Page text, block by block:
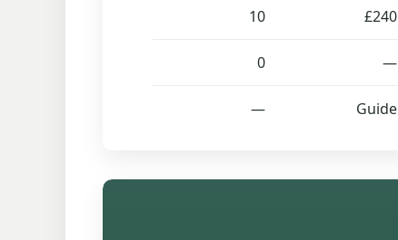
£240
10
—
0
Guide
—